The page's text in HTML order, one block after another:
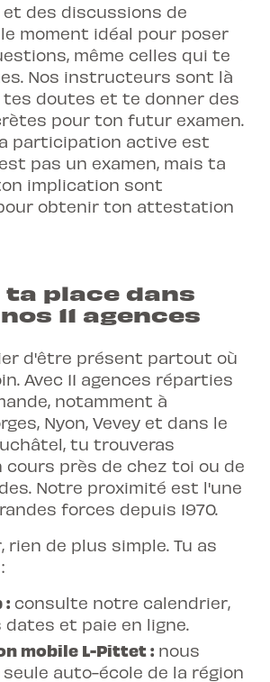
des discussions de
moment idéal pour poser
même celles qui te
Nos instructeurs sont là
doutes et te donner des
pour ton futur examen.
participation active est
pas un examen, mais ta
implication sont
obtenir ton attestation
ta place dans
11 agences
d'être présent partout où
Avec 11 agences réparties
notamment à
Nyon, Vevey et dans le
tu trouveras
près de chez toi ou de
Notre proximité est l'une
forces depuis 1970.
rien de plus simple. Tu as
: consulte notre calendrier,
et paie en ligne.
mobile L-Pittet : nous
seule auto-école de la région